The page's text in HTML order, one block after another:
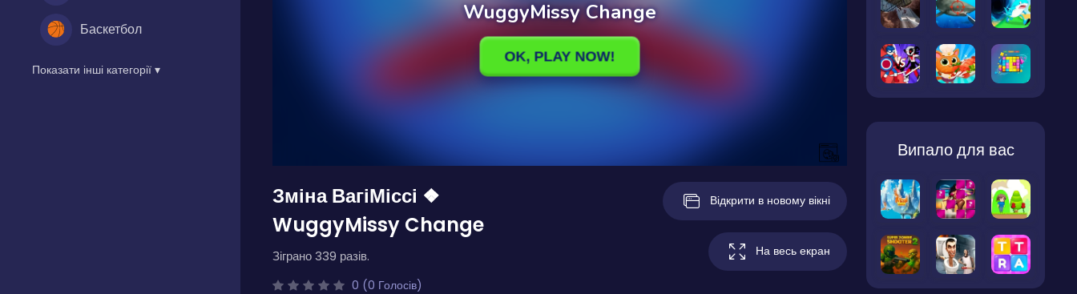
Баскетбол
Показати інші категорії ▾
Зміна ВагіМіссі ❖
WuggyMissy Change
Зіграно 339 разів.
0 (0 Голосів)
Відкрити в новому вікні
На весь екран
Випало для вас